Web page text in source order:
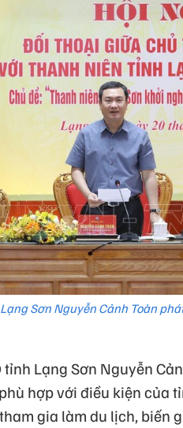
Sơn Nguyễn Cảnh Toàn
Lạng Sơn Nguyễn
hợp với điều kiện của
gia làm du lịch, biến